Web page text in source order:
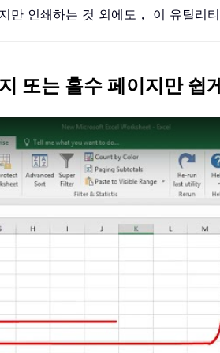
만 인쇄하는 것 외에도， 이 유틸리
또는 홀수 페이지만 쉽